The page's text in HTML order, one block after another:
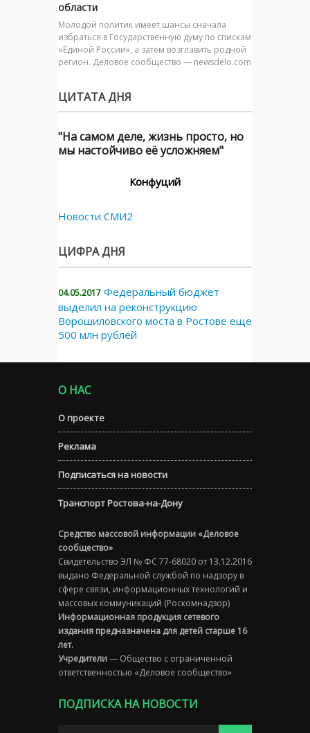
области
Молодой политик имеет шансы сначала
избраться в Государственную думу по спискам
«Единой России», а затем возглавить родной
регион. Деловое сообщество — newsdelo.com
ЦИТАТА ДНЯ
"На самом деле, жизнь просто, но
мы настойчиво её усложняем"
Конфуций
Новости СМИ2
ЦИФРА ДНЯ
04.05.2017 Федеральный бюджет
выделил на реконструкцию
Ворошиловского моста в Ростове еще
500 млн рублей
О НАС
О проекте
Реклама
Подписаться на новости
Транспорт Ростова-на-Дону
Средство массовой информации «Деловое
сообщество»
Свидетельство ЭЛ № ФС 77-68020 от 13.12.2016
выдано Федеральной службой по надзору в
сфере связи, информационных технологий и
массовых коммуникаций (Роскомнадзор)
Информационная продукция сетевого
издания предназначена для детей старше 16
лет.
Учредители— Общество с ограниченной
ответственностью «Деловое сообщество»
ПОДПИСКА НА НОВОСТИ